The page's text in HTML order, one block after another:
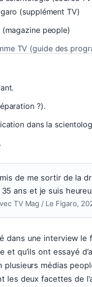
(supplément TV)
people)
TV (guide des
?).
dans la
de me sortir de la
ans et je suis
TV Mag / Le Figaro,
dans une interview le
et qu’ils ont essayé
plusieurs médias
les deux facettes de